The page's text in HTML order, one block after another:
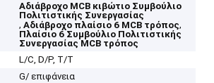
Αδιάβροχο MCB κιβώτιο Συμβούλιο
Πολιτιστικής Συνεργασίας
,Αδιάβροχο πλαίσιο 6 MCB τρόπος,
Πλαίσιο 6 Συμβούλιο Πολιτιστικής
Συνεργασίας MCB τρόπος
L/C, D/P, T/T
G/ επιφάνεια